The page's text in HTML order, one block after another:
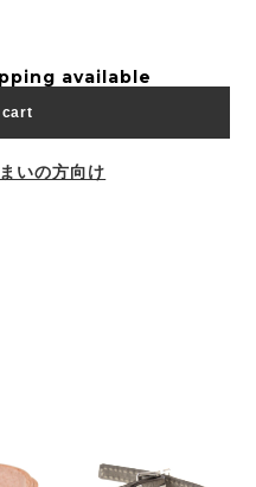
available
cart
いの方向け